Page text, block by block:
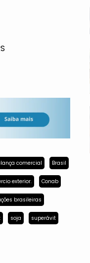
comercial Brasil
exterior. Conab
brasileiras
soja superávit